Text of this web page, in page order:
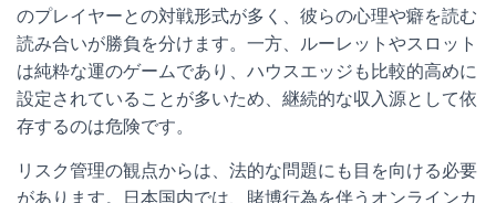
のプレイヤーとの対戦形式が多く、彼らの心理や癖を読む
読み合いが勝負を分けます。一方、ルーレットやスロット
は純粋な運のゲームであり、ハウスエッジも比較的高めに
設定されていることが多いため、継続的な収入源として依
存するのは危険です。
リスク管理の観点からは、法的な問題にも目を向ける必要
があります。日本国内では、賭博行為を伴うオンラインカ